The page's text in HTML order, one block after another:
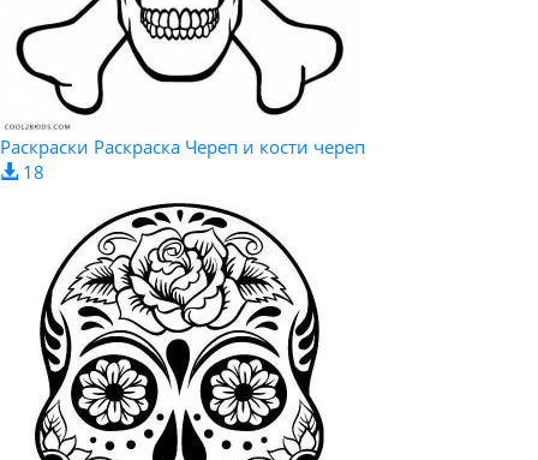
Раскраски Раскраска Череп и кости череп
18